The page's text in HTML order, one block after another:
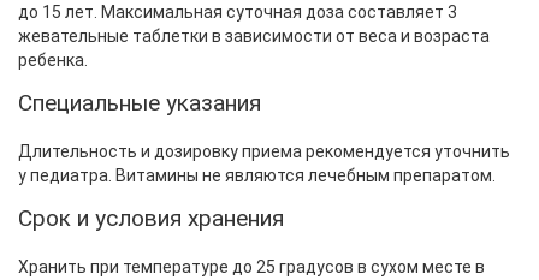
до 15 лет. Максимальная суточная доза составляет 3
жевательные таблетки в зависимости от веса и возраста
ребенка.
Специальные указания
Длительность и дозировку приема рекомендуется уточнить
у педиатра. Витамины не являются лечебным препаратом.
Срок и условия хранения
Хранить при температуре до 25 градусов в сухом месте в